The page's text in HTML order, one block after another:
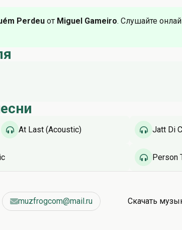
Perdeu от Miguel Gameiro. Слушайте
At Last (Acoustic) Jatt Di
Person
muzfrogcom@mail.ru Скачать